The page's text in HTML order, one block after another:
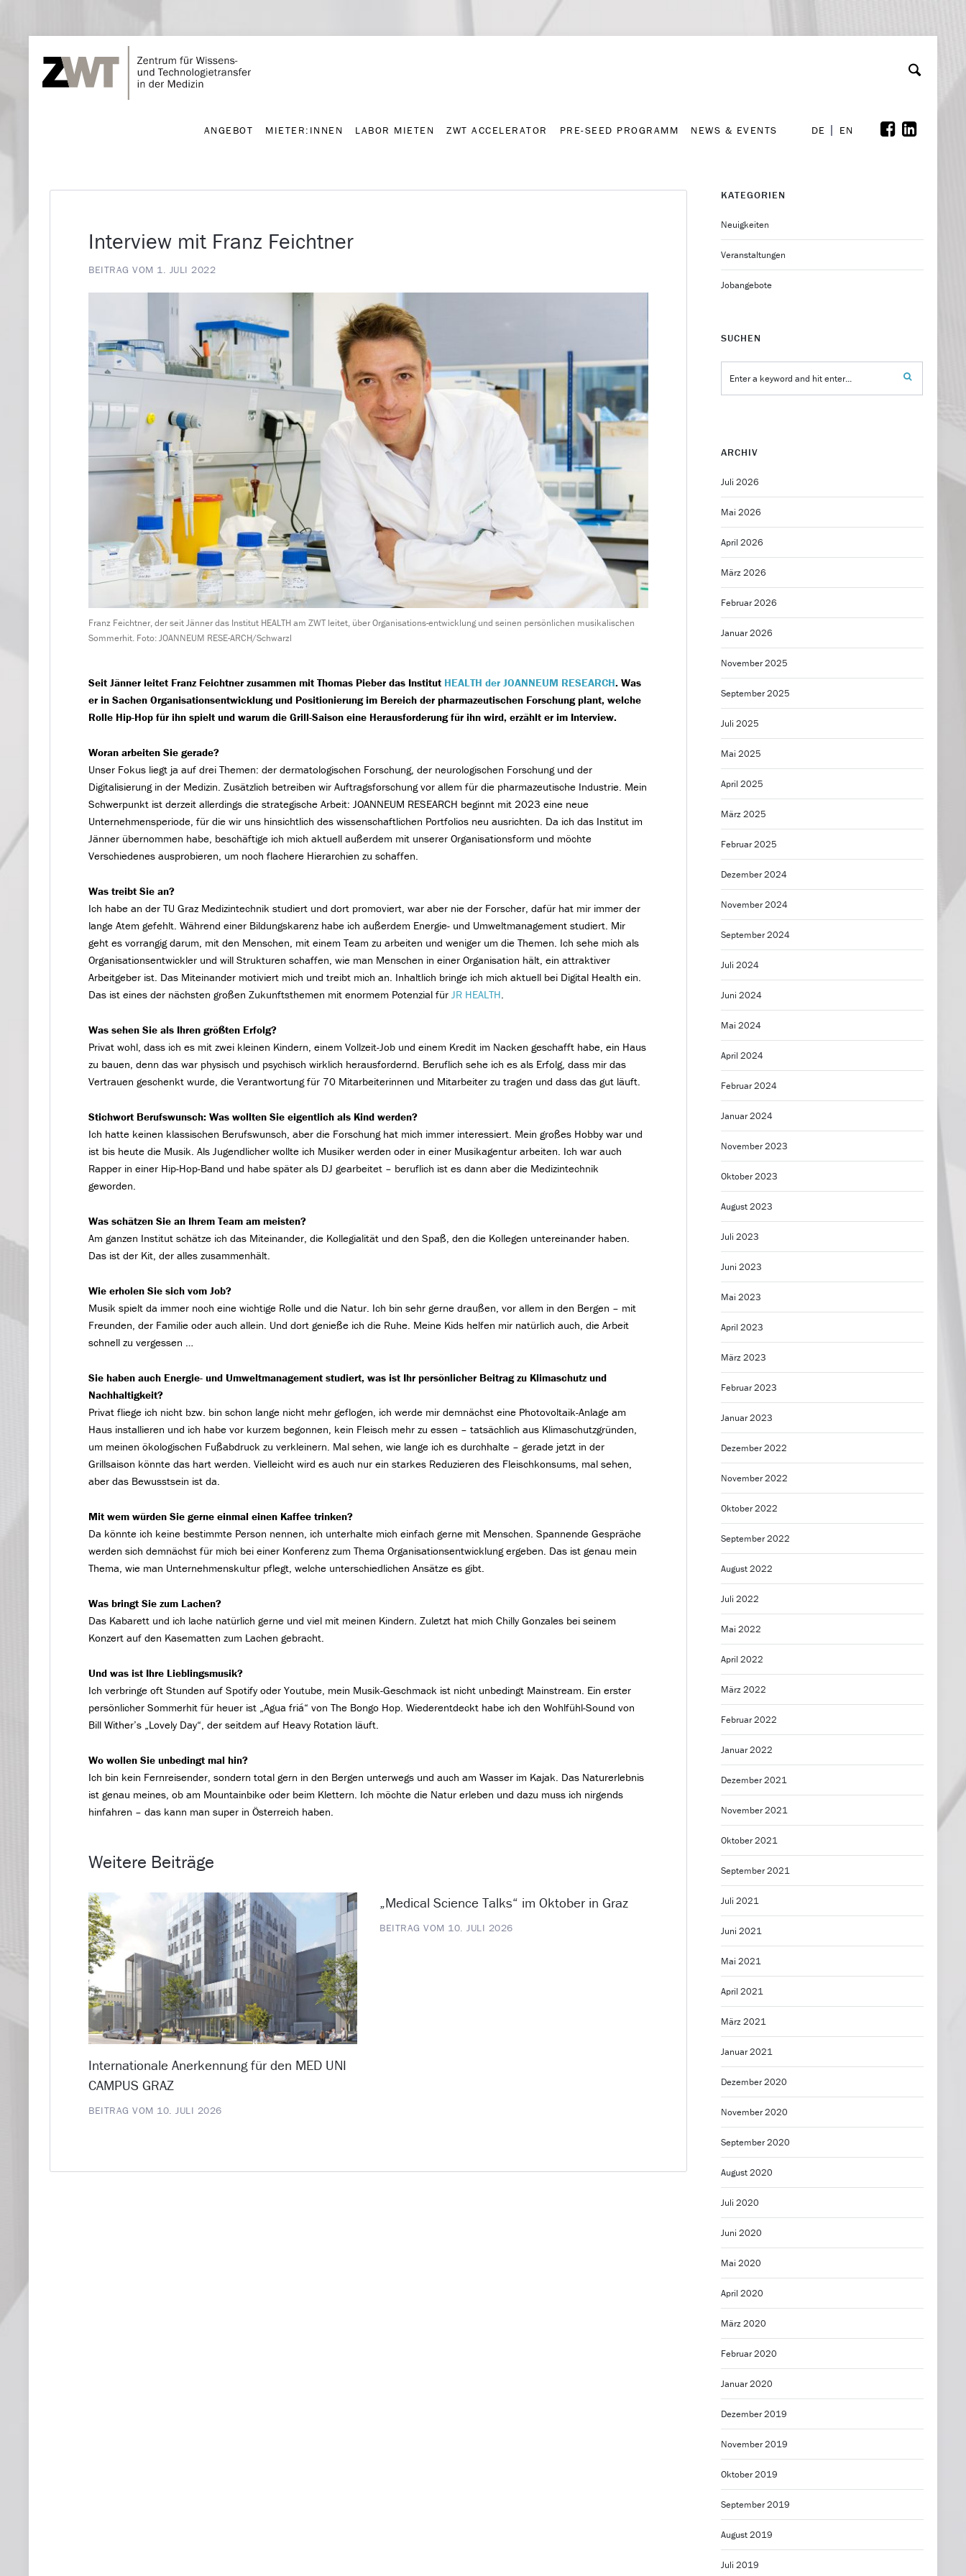
ANGEBOT
ANGEBOT MIETER:INNEN LABOR MIETEN ZWT ACCELERATOR PRE-SEED PROGRAMM NEWS & EVENTS DE EN
Interview mit Franz Feichtner
BEITRAG VOM 1. JULI 2022
Franz Feichtner, der seit Jänner das Institut HEALTH am ZWT leitet, über Organisations-entwicklung und seinen persönlichen musikalischen
Sommerhit. Foto: JOANNEUM RESE-ARCH/Schwarzl
Seit Jänner leitet Franz Feichtner zusammen mit Thomas Pieber das Institut HEALTH der JOANNEUM RESEARCH. Was
er in Sachen Organisationsentwicklung und Positionierung im Bereich der pharmazeutischen Forschung plant, welche
Rolle Hip-Hop für ihn spielt und warum die Grill-Saison eine Herausforderung für ihn wird, erzählt er im Interview.
Woran arbeiten Sie gerade?
Unser Fokus liegt ja auf drei Themen: der dermatologischen Forschung, der neurologischen Forschung und der
Digitalisierung in der Medizin. Zusätzlich betreiben wir Auftragsforschung vor allem für die pharmazeutische Industrie. Mein
Schwerpunkt ist derzeit allerdings die strategische Arbeit: JOANNEUM RESEARCH beginnt mit 2023 eine neue
Unternehmensperiode, für die wir uns hinsichtlich des wissenschaftlichen Portfolios neu ausrichten. Da ich das Institut im
Jänner übernommen habe, beschäftige ich mich aktuell außerdem mit unserer Organisationsform und möchte
Verschiedenes ausprobieren, um noch flachere Hierarchien zu schaffen.
Was treibt Sie an?
Ich habe an der TU Graz Medizintechnik studiert und dort promoviert, war aber nie der Forscher, dafür hat mir immer der
lange Atem gefehlt. Während einer Bildungskarenz habe ich außerdem Energie- und Umweltmanagement studiert. Mir
geht es vorrangig darum, mit den Menschen, mit einem Team zu arbeiten und weniger um die Themen. Ich sehe mich als
Organisationsentwickler und will Strukturen schaffen, wie man Menschen in einer Organisation hält, ein attraktiver
Arbeitgeber ist. Das Miteinander motiviert mich und treibt mich an. Inhaltlich bringe ich mich aktuell bei Digital Health ein.
Das ist eines der nächsten großen Zukunftsthemen mit enormem Potenzial fürJR HEALTH.
Was sehen Sie als Ihren größten Erfolg?
Privat wohl, dass ich es mit zwei kleinen Kindern, einem Vollzeit-Job und einem Kredit im Nacken geschafft habe, ein Haus
zu bauen, denn das war physisch und psychisch wirklich herausfordernd. Beruflich sehe ich es als Erfolg, dass mir das
Vertrauen geschenkt wurde, die Verantwortung für 70 Mitarbeiterinnen und Mitarbeiter zu tragen und dass das gut läuft.
Stichwort Berufswunsch: Was wollten Sie eigentlich als Kind werden?
Ich hatte keinen klassischen Berufswunsch, aber die Forschung hat mich immer interessiert. Mein großes Hobby war und
ist bis heute die Musik. Als Jugendlicher wollte ich Musiker werden oder in einer Musik­agentur arbeiten. Ich war auch
Rapper in einer Hip-Hop-Band und habe später als DJ gearbeitet – beruflich ist es dann aber die Medizintechnik
geworden.
Was schätzen Sie an Ihrem Team am meisten?
Am ganzen Institut schätze ich das Miteinander, die Kollegialität und den Spaß, den die Kollegen untereinander haben.
Das ist der Kit, der alles zusammenhält.
Wie erholen Sie sich vom Job?
Musik spielt da immer noch eine wichtige Rolle und die Natur. Ich bin sehr gerne draußen, vor allem in den Bergen – mit
Freunden, der Familie oder auch allein. Und dort genieße ich die Ruhe. Meine Kids helfen mir natürlich auch, die Arbeit
schnell zu vergessen …
Sie haben auch Energie- und Umweltmanagement studiert, was ist Ihr persönlicher Beitrag zu Klimaschutz und
Nachhaltigkeit?
Privat fliege ich nicht bzw. bin schon lange nicht mehr geflogen, ich werde mir demnächst eine Photovoltaik-Anlage am
Haus installieren und ich habe vor kurzem begonnen, kein Fleisch mehr zu essen – tatsächlich aus Klimaschutzgründen,
um meinen ökologischen Fußabdruck zu verkleinern. Mal sehen, wie lange ich es durchhalte – gerade jetzt in der
Grillsaison könnte das hart werden. Vielleicht wird es auch nur ein starkes Reduzieren des Fleischkonsums, mal sehen,
aber das Bewusstsein ist da.
Mit wem würden Sie gerne einmal einen Kaffee trinken?
Da könnte ich keine bestimmte Person nennen, ich unterhalte mich einfach gerne mit Menschen. Spannende Gespräche
werden sich demnächst für mich bei einer Konferenz zum Thema Organisationsentwicklung ergeben. Das ist genau mein
Thema, wie man Unternehmenskultur pflegt, welche unterschiedlichen Ansätze es gibt.
Was bringt Sie zum Lachen?
Das Kabarett und ich lache natürlich gerne und viel mit meinen Kindern. Zuletzt hat mich Chilly Gonzales bei seinem
Konzert auf den Kasematten zum Lachen gebracht.
Und was ist Ihre Lieblingsmusik?
Ich verbringe oft Stunden auf Spotify oder Youtube, mein Musik-Geschmack ist nicht unbedingt Mainstream. Ein erster
persönlicher Sommerhit für heuer ist „Agua friá“ von The Bongo Hop. Wiederentdeckt habe ich den Wohlfühl-Sound von
Bill Wither’s „Lovely Day“, der seitdem auf Heavy Rotation läuft.
Wo wollen Sie unbedingt mal hin?
Ich bin kein Fernreisender, sondern total gern in den Bergen unterwegs und auch am Wasser im Kajak. Das Naturerlebnis
ist genau meines, ob am Mountainbike oder beim Klettern. Ich möchte die Natur erleben und dazu muss ich nirgends
hinfahren – das kann man super in Österreich haben.
Weitere Beiträge
Internationale Anerkennung für den MED UNI
CAMPUS GRAZ
BEITRAG VOM 10. JULI 2026
„Medical Science Talks“ im Oktober in Graz
BEITRAG VOM 10. JULI 2026
KATEGORIEN
Neuigkeiten
Veranstaltungen
Jobangebote
SUCHEN
ARCHIV
Juli 2026
Mai 2026
April 2026
März 2026
Februar 2026
Januar 2026
November 2025
September 2025
Juli 2025
Mai 2025
April 2025
März 2025
Februar 2025
Dezember 2024
November 2024
September 2024
Juli 2024
Juni 2024
Mai 2024
April 2024
Februar 2024
Januar 2024
November 2023
Oktober 2023
August 2023
Juli 2023
Juni 2023
Mai 2023
April 2023
März 2023
Februar 2023
Januar 2023
Dezember 2022
November 2022
Oktober 2022
September 2022
August 2022
Juli 2022
Mai 2022
April 2022
März 2022
Februar 2022
Januar 2022
Dezember 2021
November 2021
Oktober 2021
September 2021
Juli 2021
Juni 2021
Mai 2021
April 2021
März 2021
Januar 2021
Dezember 2020
November 2020
September 2020
August 2020
Juli 2020
Juni 2020
Mai 2020
April 2020
März 2020
Februar 2020
Januar 2020
Dezember 2019
November 2019
Oktober 2019
September 2019
August 2019
Juli 2019